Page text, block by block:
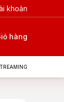
khoản
hàng